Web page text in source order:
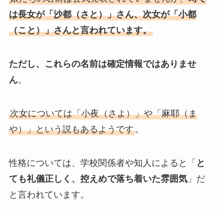
は長女が「沙都（さと）」さん、次女が「小都
（こと）」さんと言われています。
ただし、これらの名前は確定情報ではありませ
ん。
次女については「小夜（さよ）」や「麻耶（ま
や）」という説もあるようです。
性格については、学校関係者や知人によると「 と
ても礼儀正しく、控えめで落ち着いた雰囲気」だ
と言われています。